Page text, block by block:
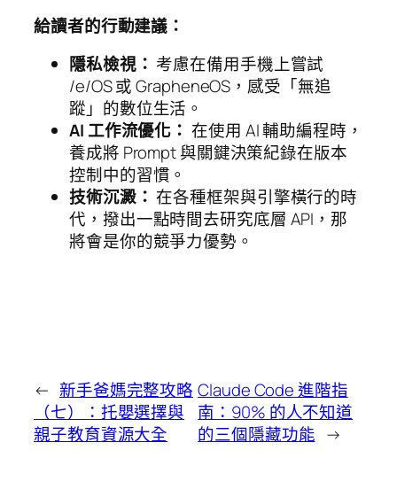
給讀者的行動建議：
隱私檢視： 考慮在備用手機上嘗試
/e/OS 或 GrapheneOS，感受「無追
蹤」的數位生活。
AI 工作流優化： 在使用 AI 輔助編程時，
養成將 Prompt 與關鍵決策紀錄在版本
控制中的習慣。
技術沉澱： 在各種框架與引擎橫行的時
代，撥出一點時間去研究底層 API，那
將會是你的競爭力優勢。
← 新手爸媽完整攻略
（七）：托嬰選擇與
親子教育資源大全
Claude Code 進階指
南：90% 的人不知道
的三個隱藏功能 →